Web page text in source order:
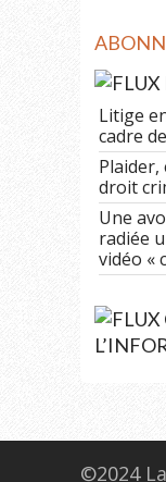
Litige
cadre
droit
Une
radiée
vidéo «
©2024